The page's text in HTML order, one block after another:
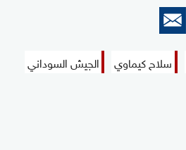
سلاح كيماوي
الجيش السوداني